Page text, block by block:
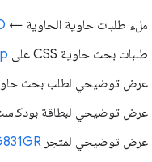
ملء طلبات حاوية الحاوية ←
طلبات بحث حاوية CSS على MDN ←
عرض توضيحي لطلب بحث
عرض توضيحي لبطاقة
عرض توضيحي لمتجر Plant Store ←